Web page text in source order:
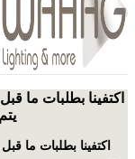
اكتفينا بطلبات ما
اكتفينا بطلبات ما